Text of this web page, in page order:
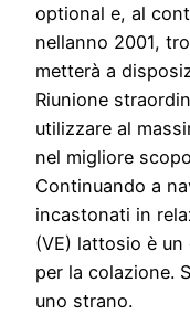
optional e, al
nellanno 2001,
metterà a
Riunione
utilizzare al
nel migliore
Continuando a
incastonati in
(VE) lattosio è
per la colazione.
uno strano.